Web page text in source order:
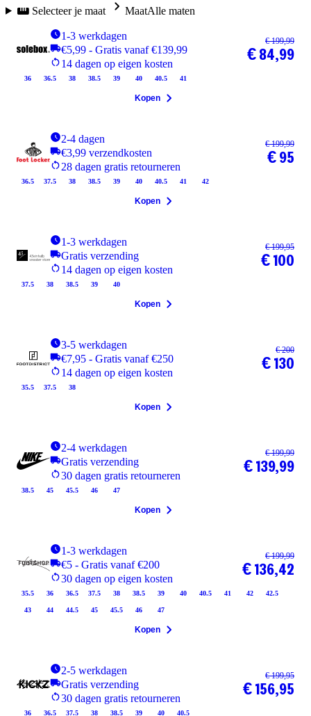
Selecteer je maat MaatAlle maten
1-3 werkdagen
€5,99 - Gratis vanaf €139,99
14 dagen op eigen kosten
36 36.5 38 38.5 39 40 40.5 41
€ 199,99
€ 84,99
Kopen
2-4 dagen
€3,99 verzendkosten
28 dagen gratis retourneren
36.5 37.5 38 38.5 39 40 40.5 41 42
€ 199,99
€ 95
Kopen
1-3 werkdagen
Gratis verzending
14 dagen op eigen kosten
37.5 38 38.5 39 40
€ 199,95
€ 100
Kopen
3-5 werkdagen
€7,95 - Gratis vanaf €250
14 dagen op eigen kosten
35.5 37.5 38
€ 200
€ 130
Kopen
2-4 werkdagen
Gratis verzending
30 dagen gratis retourneren
38.5 45 45.5 46 47
€ 199,99
€ 139,99
Kopen
1-3 werkdagen
€5 - Gratis vanaf €200
30 dagen op eigen kosten
35.5 36 36.5 37.5 38 38.5 39 40 40.5 41 42 42.5
43 44 44.5 45 45.5 46 47
€ 199,99
€ 136,42
Kopen
2-5 werkdagen
Gratis verzending
30 dagen gratis retourneren
36 36.5 37.5 38 38.5 39 40 40.5
€ 199,95
€ 156,95